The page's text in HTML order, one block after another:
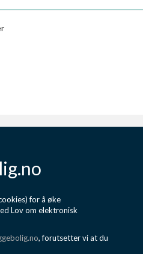
for å øke
Lov om elektronisk
, forutsetter vi at du